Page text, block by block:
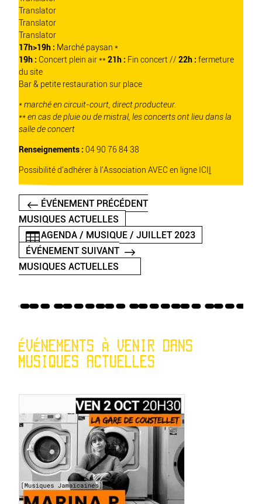
Translator
Translator
Translator
17h>19h : Marché paysan *
19h : Concert plein air **21h : Fin concert // 22h : fermeture
du site
Bar & petite restauration sur place
* marché en circuit-court, direct producteur.
** en cas de pluie ou de mistral, les concerts ont lieu dans la
salle de concert
Renseignements : 04 90 76 84 38
Possibilité d’adhérer à l’Association AVEC en ligne ICI
ÉVÉNEMENT PRÉCÉDENT
MUSIQUES ACTUELLES
AGENDA / MUSIQUE / JUILLET 2023
ÉVÉNEMENT SUIVANT
MUSIQUES ACTUELLES
ÉVÉNEMENTS À VENIR DANS
MUSIQUES ACTUELLES